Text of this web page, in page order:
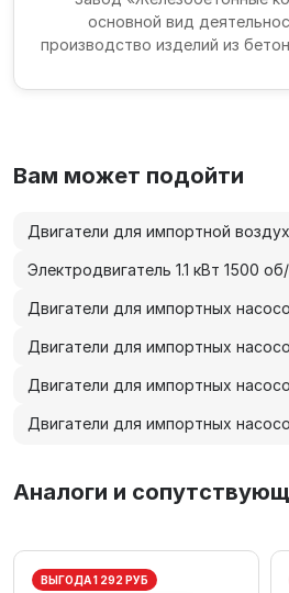
основной вид
производство изделий из
Вам может подойти
Двигатели для импортной
Электродвигатель 1.1 кВт 1500
Двигатели для импортных
Двигатели для импортных
Двигатели для импортных
Двигатели для импортных
Аналоги и
ВЫГОДА 1 292 РУБ